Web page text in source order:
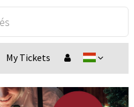
My Tickets